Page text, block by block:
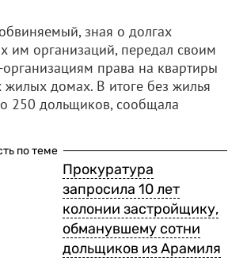
зная о долгах
им организаций, передал своим
организациям права на квартиры
домах. В итоге без жилья
250 дольщиков, сообщала
по теме
Прокуратура
запросила 10 лет
колонии застройщику,
обманувшему сотни
дольщиков из Арамиля